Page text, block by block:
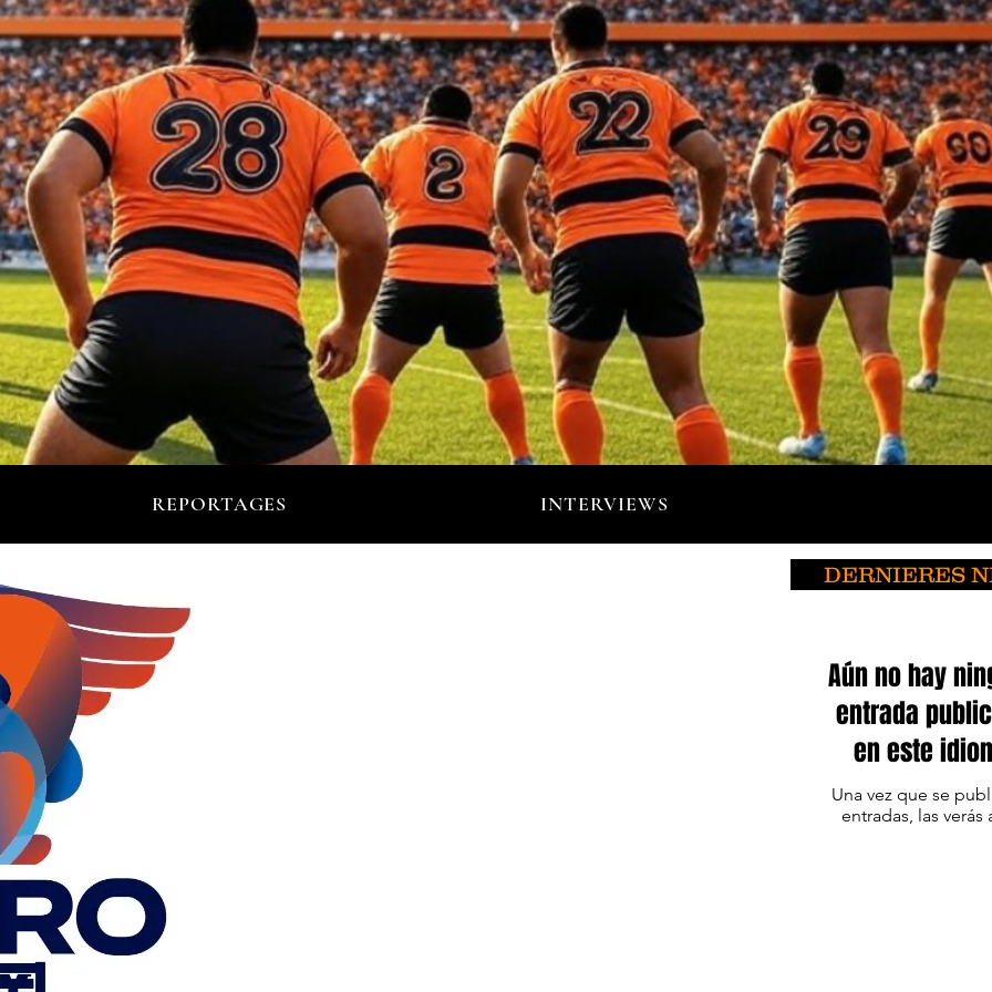
REPORTAGES INTERVIEWS
DERNIERES
Aún no hay
entrada
en este
Una vez que se
entradas, las verás